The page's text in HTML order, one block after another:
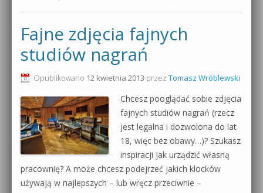
Fajne zdjęcia fajnych
studiów nagrań
Opublikowano 12 kwietnia 2013 przez Tomasz Wróblewski
Chcesz pooglądać sobie zdjęcia
fajnych studiów nagrań (rzecz
jest legalna i dozwolona do lat
18, więc bez obawy…)? Szukasz
inspiracji jak urządzić własną
pracownię? A może chcesz podejrzeć jakich klocków
używają w najlepszych – lub wręcz przeciwnie –